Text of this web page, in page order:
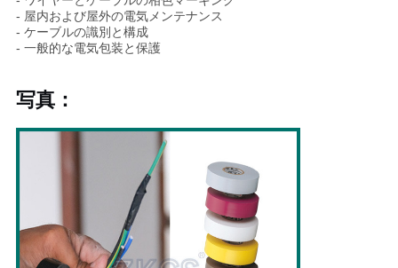
シ
- 屋内および屋外の電気メンテナンス
- ケーブルの識別と構成
- 一般的な電気包装と保護
写真：